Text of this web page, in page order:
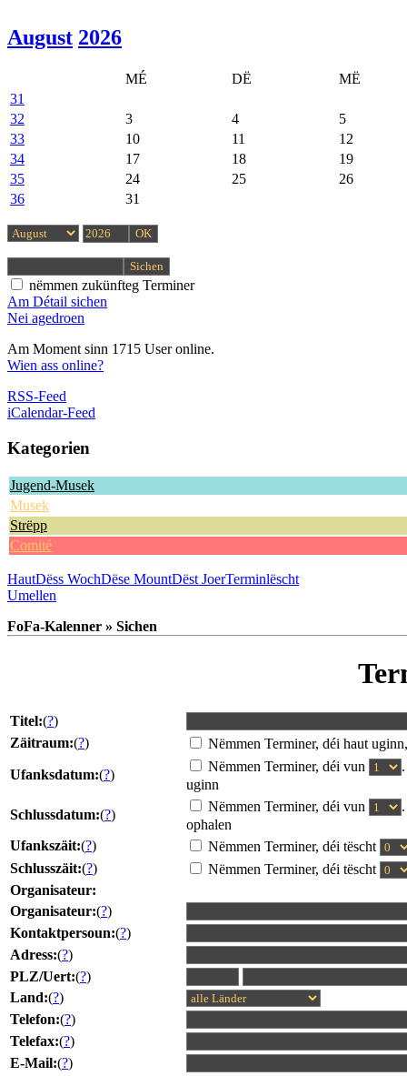
August 2026
MÉ DË
MË
31
32
3 4
5
33
10 11
12
34
17 18
19
35
24 25
26
36
31
nëmmen zukünfteg Terminer
Am Détail sichen
Nei agedroen
Am Moment sinn 1715 User online.
Wien ass online?
RSS-Feed
iCalendar-Feed
Kategorien
Jugend-Musek
Musek
Strëpp
Comité
HautDëss WochDëse MountDëst JoerTerminlëscht
Umellen
FoFa-Kalenner » Sichen
Titel:(?)
Zäitraum:(?)
Nëmmen Terminer, déi haut
Ufanksdatum:(?)
Nëmmen Terminer, déi vun
uginn
Schlussdatum:(?)
Nëmmen Terminer, déi vun
ophalen
Ufankszäit:(?)
Nëmmen Terminer, déi tëscht
Schlusszäit:(?)
Nëmmen Terminer, déi tëscht
Organisateur:
Organisateur:(?)
Kontaktpersoun:(?)
Adress:(?)
PLZ/Uert:(?)
Land:(?)
Telefon:(?)
Telefax:(?)
E-Mail:(?)